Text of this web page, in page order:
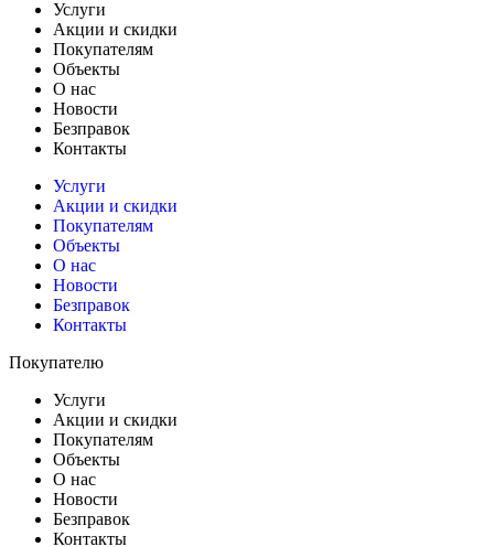
Услуги
Акции и скидки
Покупателям
Объекты
О нас
Новости
Безправок
Контакты
Услуги
Акции и скидки
Покупателям
Объекты
О нас
Новости
Безправок
Контакты
Покупателю
Услуги
Акции и скидки
Покупателям
Объекты
О нас
Новости
Безправок
Контакты